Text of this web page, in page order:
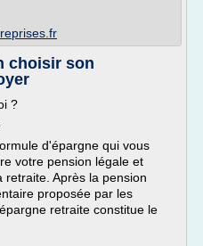
choisir son
?
d'épargne qui vous
votre pension légale et
Après la pension
proposée par les
retraite constitue le